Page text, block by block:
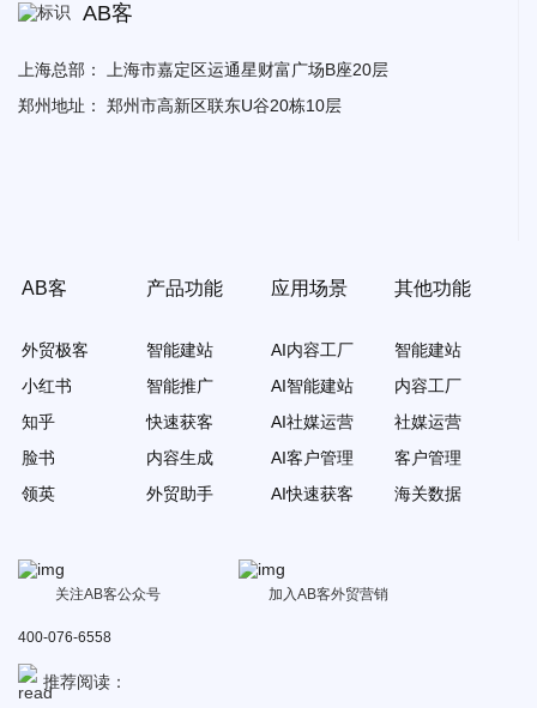
AB客
上海总部：
上海市嘉定区运通星财富广场B座20层
郑州地址：
郑州市高新区联东U谷20栋10层
AB客
外贸极客
小红书
知乎
脸书
领英
产品功能
智能建站
智能推广
快速获客
内容生成
外贸助手
应用场景
AI内容工厂
AI智能建站
AI社媒运营
AI客户管理
AI快速获客
其他功能
智能建站
内容工厂
社媒运营
客户管理
海关数据
关注AB客公众号 加入AB客外贸营销
400-076-6558
推荐阅读：